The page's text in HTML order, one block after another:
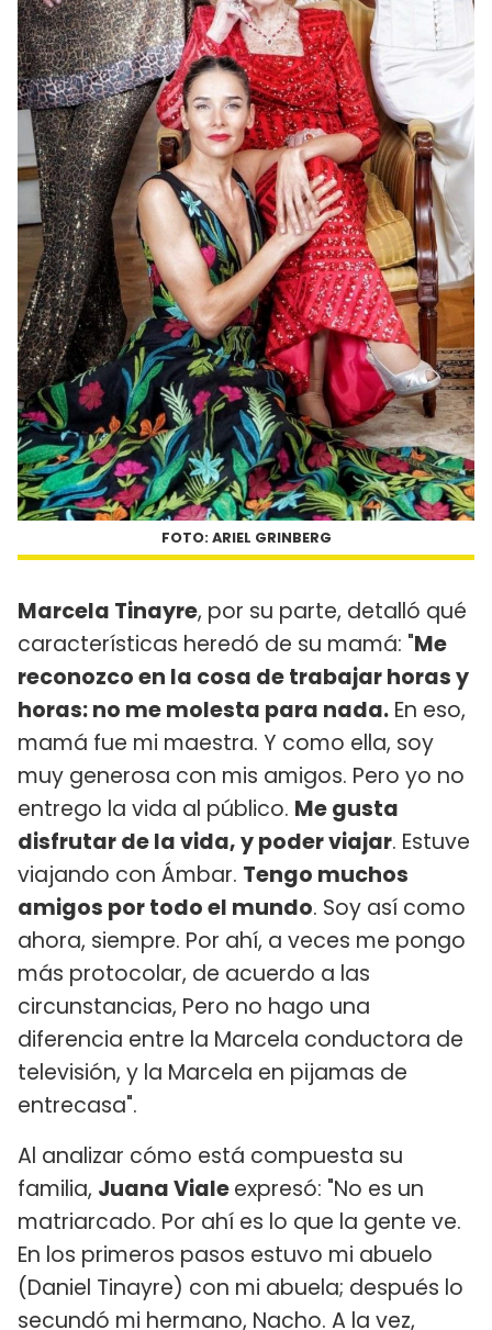
FOTO: ARIEL GRINBERG
Marcela Tinayre, por su parte, detalló qué
características heredó de su mamá: "Me
reconozco en la cosa de trabajar horas y
horas: no me molesta para nada. En eso,
mamá fue mi maestra. Y como ella, soy
muy generosa con mis amigos. Pero yo no
entrego la vida al público. Me gusta
disfrutar de la vida, y poder viajar. Estuve
viajando con Ámbar. Tengo muchos
amigos por todo el mundo. Soy así como
ahora, siempre. Por ahí, a veces me pongo
más protocolar, de acuerdo a las
circunstancias, Pero no hago una
diferencia entre la Marcela conductora de
televisión, y la Marcela en pijamas de
entrecasa".
Al analizar cómo está compuesta su
familia, Juana Vialeexpresó: "No es un
matriarcado. Por ahí es lo que la gente ve.
En los primeros pasos estuvo mi abuelo
(Daniel Tinayre) con mi abuela; después lo
secundó mi hermano, Nacho. A la vez,